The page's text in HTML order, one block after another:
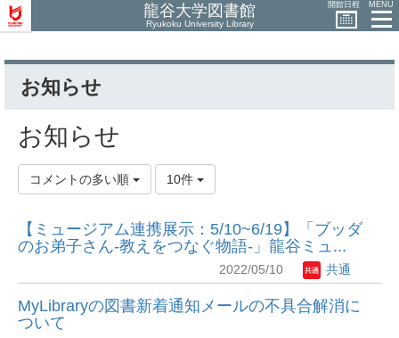
龍谷大学図書館
Ryukoku University Library
開館日程 MENU
お知らせ
お知らせ
コメントの多い順 10件
【ミュージアム連携展示：5/10~6/19】「ブッダ
のお弟子さん-教えをつなぐ物語-」龍谷ミュ...
2022/05/10 共通
MyLibraryの図書新着通知メールの不具合解消に
ついて